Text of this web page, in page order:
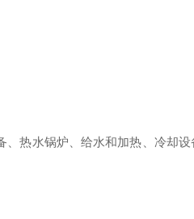
热水锅炉、给水和加热、冷却